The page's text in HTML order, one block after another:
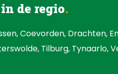
de regio
Coevorden, Drachten,
Tilburg, Tynaarlo,